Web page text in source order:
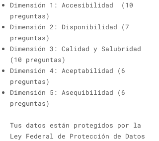
Dimensión 1: Accesibilidad (10
preguntas)
Dimensión 2: Disponibilidad (7
preguntas)
Dimensión 3: Calidad y Salubridad
(10 preguntas)
Dimensión 4: Aceptabilidad (6
preguntas)
Dimensión 5: Asequibilidad (6
preguntas)
Tus datos están protegidos por la
Ley Federal de Protección de Datos